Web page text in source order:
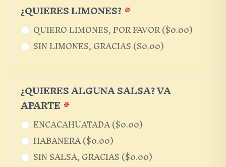
¿QUIERES LIMONES?*
QUIERO LIMONES, POR FAVOR ($0.00)
SIN LIMONES, GRACIAS ($0.00)
¿QUIERES ALGUNA SALSA? VA
APARTE*
ENCACAHUATADA ($0.00)
HABANERA ($0.00)
SIN SALSA, GRACIAS ($0.00)